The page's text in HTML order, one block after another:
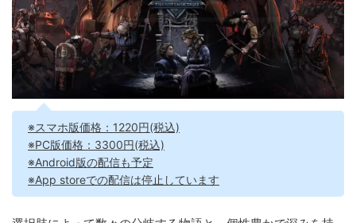
※スマホ版価格：1220円(税込)
※PC版価格：3300円(税込)
※Android版の配信も予定
※App storeでの配信は停止しています